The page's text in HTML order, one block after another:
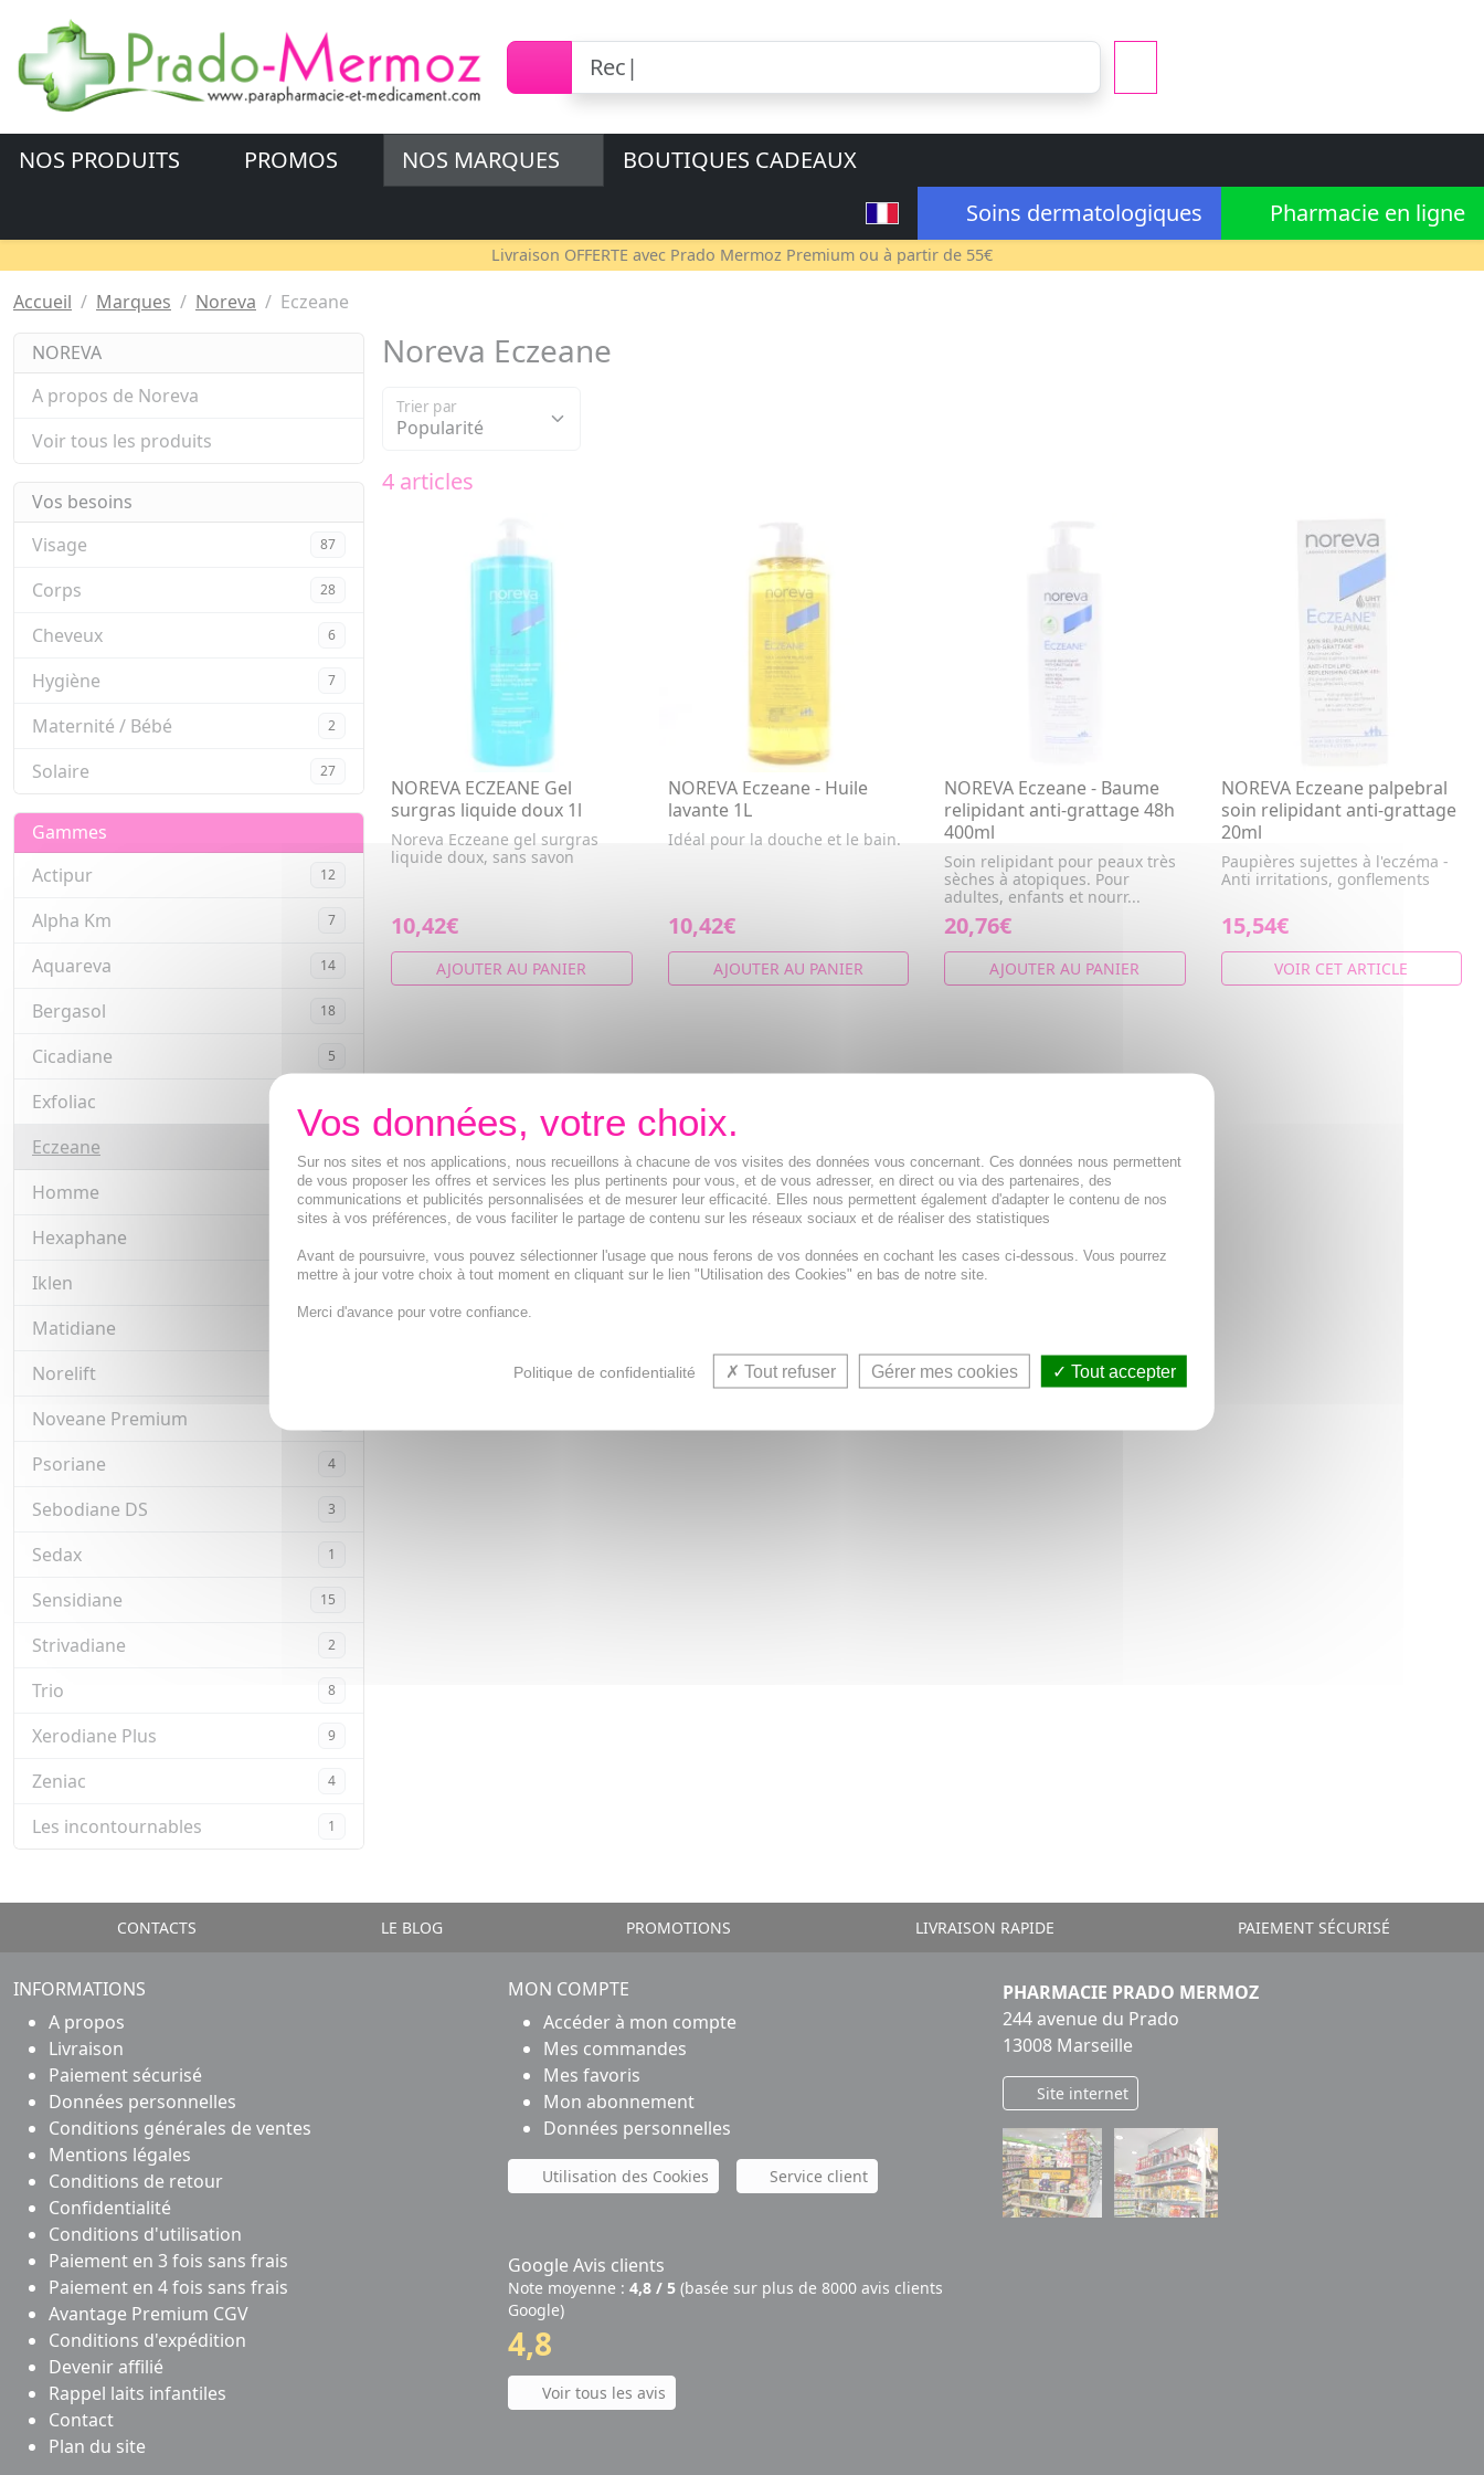
NOS PRODUITS PROMOS NOS MARQUES
BOUTIQUES CADEAUX
Soins dermatologiques
Pharmacie en ligne
Livraison OFFERTE avec Prado Mermoz Premium ou à partir de 55€
Accueil Marques Noreva Eczeane
NOREVA
A propos de Noreva
Voir tous les produits
Vos besoins
Visage
87
Corps 28
Cheveux 6
Hygiène 7
Maternité / Bébé 2
Solaire 27
Gammes
Actipur
12
Alpha Km 7
Aquareva 14
Bergasol 18
Cicadiane 5
Exfoliac
Eczeane
Homme 72
Hexaphane
Iklen 3
Matidiane
Norelift
Noveane Premium
Psoriane 4
Sebodiane DS 3
Sedax 1
Sensidiane 15
Strivadiane 2
Trio 8
Xerodiane Plus 9
Zeniac 4
Les incontournables 1
Noreva Eczeane
Trier par
4 articles
NOREVA ECZEANE Gel
surgras liquide doux 1l
Noreva Eczeane gel surgras
liquide doux, sans savon
10,42€
AJOUTER AU PANIER
NOREVA Eczeane - Huile
lavante 1L
Idéal pour la douche et le bain.
10,42€
AJOUTER AU PANIER
NOREVA Eczeane - Baume
relipidant anti-grattage 48h
400ml
Soin relipidant pour peaux très
sèches à atopiques. Pour
adultes, enfants et nourr...
20,76€
AJOUTER AU PANIER
NOREVA Eczeane palpebral
soin relipidant anti-grattage
20ml
Paupières sujettes à l'eczéma -
Anti irritations, gonflements
15,54€
VOIR CET ARTICLE
CONTACTS LE BLOG PROMOTIONS LIVRAISON RAPIDE PAIEMENT SÉCURISÉ
INFORMATIONS
A propos
Livraison
Paiement sécurisé
Données personnelles
Conditions générales de ventes
Mentions légales
Conditions de retour
Confidentialité
Conditions d'utilisation
Paiement en 3 fois sans frais
Paiement en 4 fois sans frais
Avantage Premium CGV
Conditions d'expédition
Devenir affilié
Rappel laits infantiles
Contact
Plan du site
MON COMPTE
Accéder à mon compte
Mes commandes
Mes favoris
Mon abonnement
Données personnelles
Utilisation des Cookies Service client
Google Avis clients
Note moyenne : 4,8 / 5 (basée sur plus de 8000 avis clients
Google)
4,8
Voir tous les avis
PHARMACIE PRADO MERMOZ
244 avenue du Prado
13008 Marseille
Site internet
Sur nos sites et nos applications, nous recueillons à chacune de vos visites des données vous concernant. Ces données nous permettent
de vous proposer les offres et services les plus pertinents pour vous, et de vous adresser, en direct ou via des partenaires, des
communications et publicités personnalisées et de mesurer leur efficacité. Elles nous permettent également d'adapter le contenu de nos
sites à vos préférences, de vous faciliter le partage de contenu sur les réseaux sociaux et de réaliser des statistiques
Avant de poursuivre, vous pouvez sélectionner l'usage que nous ferons de vos données en cochant les cases ci-dessous. Vous pourrez
mettre à jour votre choix à tout moment en cliquant sur le lien "Utilisation des Cookies" en bas de notre site.
Merci d'avance pour votre confiance.
Politique de confidentialité Tout refuser Gérer mes cookies Tout accepter